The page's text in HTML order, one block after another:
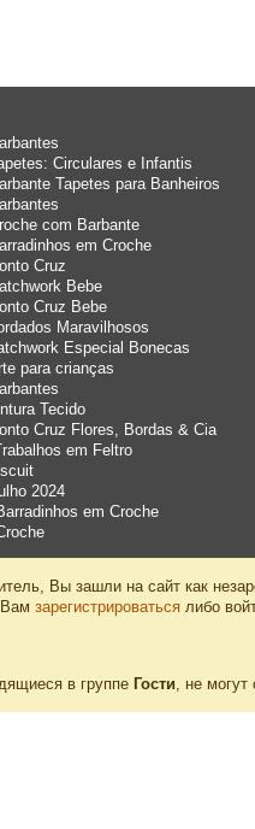
Circulares e Infantis
Tapetes para Banheiros
com Barbante
em Croche
Cruz
Bebe
Cruz Bebe
Maravilhosos
Especial Bonecas
para crianças
Tecido
Cruz Flores, Bordas & Cia
em Feltro
2024
em Croche
Вы зашли на сайт как
зарегистрироваться либо
в группе Гости , не